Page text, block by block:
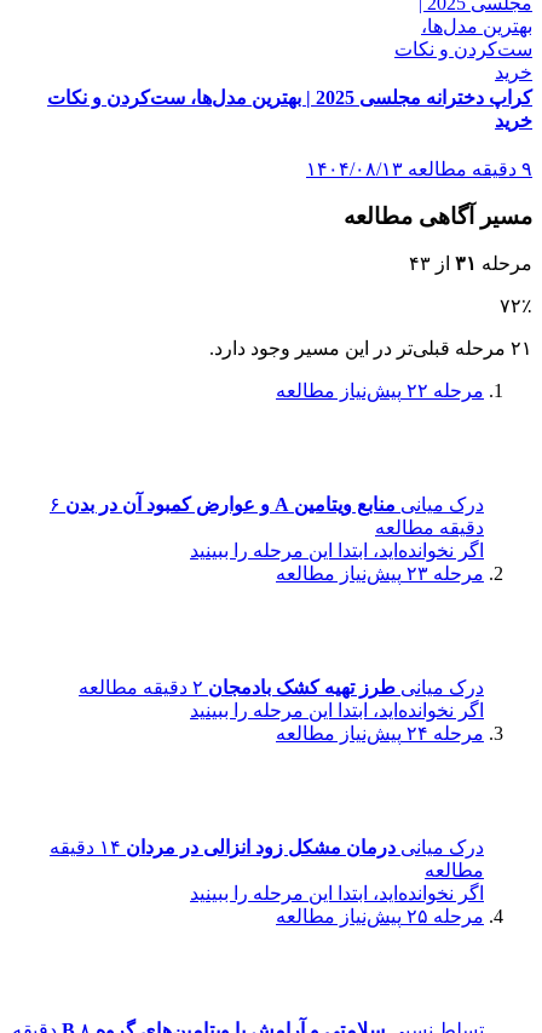
کراپ دخترانه مجلسی 2025 | بهترین مدل‌ها، ست‌کردن و نکات
خرید
۹ دقیقه مطالعه ۱۴۰۴/۰۸/۱۳
مسیر آگاهی مطالعه
مرحله ۳۱ از ۴۳
۷۲٪
۲۱ مرحله قبلی‌تر در این مسیر وجود دارد.
مرحله ۲۲ پیش‌نیاز مطالعه
درک میانی منابع ویتامین A و عوارض کمبود آن در بدن
۶
دقیقه مطالعه
اگر نخوانده‌اید، ابتدا این مرحله را ببینید
مرحله ۲۳
پیش‌نیاز مطالعه
درک میانی طرز تهیه کشک بادمجان ۲ دقیقه مطالعه
اگر نخوانده‌اید، ابتدا این مرحله را ببینید
مرحله ۲۴
پیش‌نیاز مطالعه
درک میانی درمان مشکل زود انزالی در مردان
۱۴ دقیقه
مطالعه
اگر نخوانده‌اید، ابتدا این مرحله را ببینید
مرحله ۲۵
پیش‌نیاز مطالعه